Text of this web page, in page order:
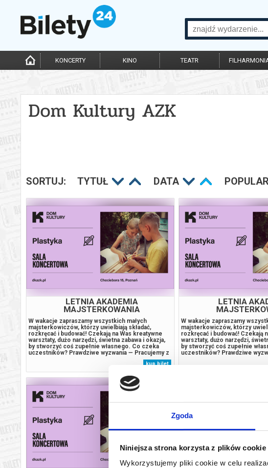
Zgoda
Niniejsza strona korzysta z plików cookie
Wykorzystujemy pliki cookie w celu
KONCERTY KINO TEATR
Dom Kultury AZK
SORTUJ: TYTUŁ DATA
LETNIA AKADEMIA
MAJSTERKOWANIA
W wakacje zapraszamy wszystkich małych
majsterkowiczów, którzy uwielbiają składać,
rozkręcać i budować! Czekają na Was kreatywne
warsztaty, dużo narzędzi, świetna zabawa i okazja,
by stworzyć coś zupełnie własnego. Co czeka
uczestników? Prawdziwe wyzwania — Pracujemy z
autentycznymi narzędziami (młotki, piły, wkrętarki)
dopasowanymi do wieku i możliwości dzieci,
zawsze pod okiem doświadczonych
instruktorów....
kup bilet
LETNIA
W wakacje zapraszamy
majsterkowiczów, którzy
rozkręcać i budować! Czekają
warsztaty, dużo narzędzi,
by stworzyć coś zupełnie
uczestników? Prawdziwe
autentycznymi narzędziami
dopasowanymi do wieku i